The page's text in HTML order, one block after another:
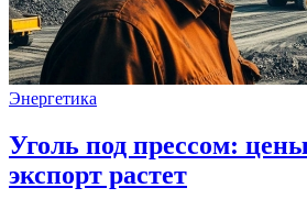
Энергетика
Уголь под прессом:
экспорт растет